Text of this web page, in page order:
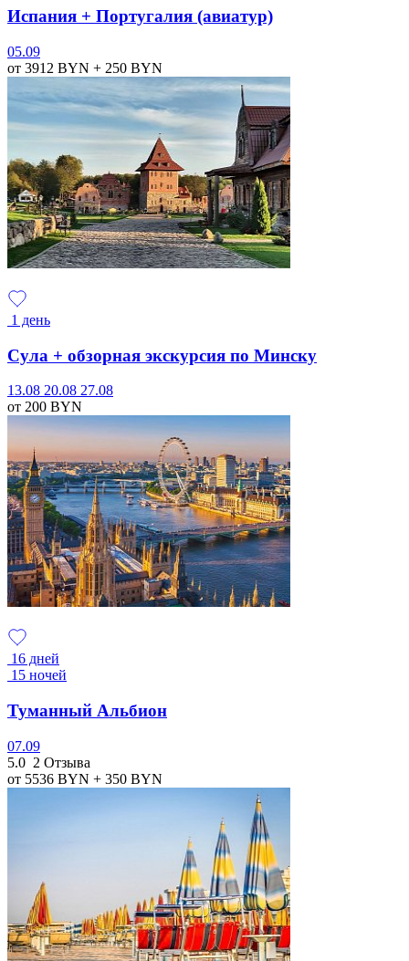
Испания + Португалия (авиатур)
05.09
от 3912 BYN + 250 BYN
1 день
Сула + обзорная экскурсия по Минску
13.08 20.08 27.08
от 200 BYN
16 дней
15 ночей
Туманный Альбион
07.09
5.0 2 Отзыва
от 5536 BYN + 350 BYN